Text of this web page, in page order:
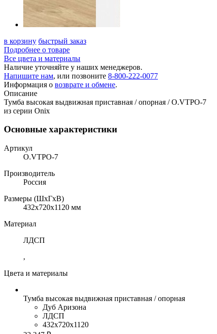
в корзину быстрый заказ
Подробнее о товаре
Все цвета и материалы
Наличие уточняйте у наших менеджеров.
Напишите нам, или позвоните 8-800-222-0077
Информация о возврате и обмене.
Описание
Тумба высокая выдвижная приставная / опорная / O.VTPO-7
из серии Onix
Основные характеристики
Артикул
O.VTPO-7
Производитель
Россия
Размеры (ШхГхВ)
432x720x1120 мм
Материал
ЛДСП
,
Цвета и материалы
Тумба высокая выдвижная приставная / опорная
Дуб Аризона
ЛДСП
432x720x1120